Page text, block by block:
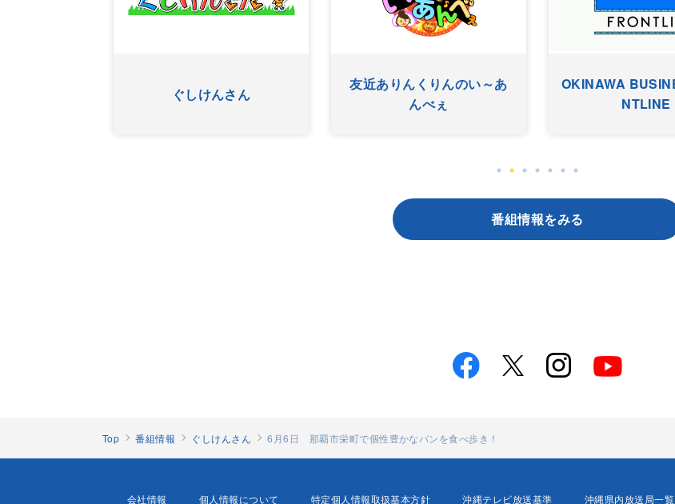
ワッターまちやぐゎー HYゴーゴーゴーヤー
番組情報をみる
Top 番組情報 ぐしけんさん 6月6日 那覇市栄町で個性豊かなパンを食べ歩き！
会社情報 個人情報について 特定個人情報取扱基本方針 沖縄テレビ放送基準 沖縄県内放送局一覧